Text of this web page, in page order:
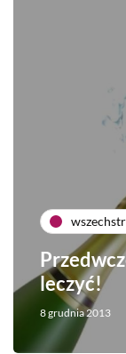
leczyć!
8 grudnia 2013